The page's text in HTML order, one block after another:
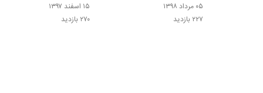
۰۵ مرداد ۱۳۹۸
۲۲۷ بازدید
۱۵ اسفند ۱۳۹۷
۲۷۰ بازدید